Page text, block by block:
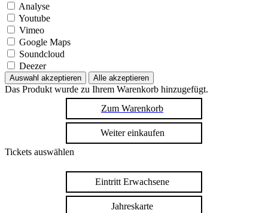
Analyse
Youtube
Vimeo
Google Maps
Soundcloud
Deezer
Auswahl akzeptieren Alle akzeptieren
Das Produkt wurde zu Ihrem Warenkorb hinzugefügt.
Zum Warenkorb
Weiter einkaufen
Tickets auswählen
Eintritt Erwachsene
Jahreskarte